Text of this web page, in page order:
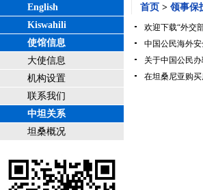
English
Kiswahili
使馆信息
大使信息
机构设置
联系我们
中坦关系
坦桑概况
首页 > 领事保
欢迎下载“外交
中国公民海外安
关于中国公民
在坦桑尼亚购